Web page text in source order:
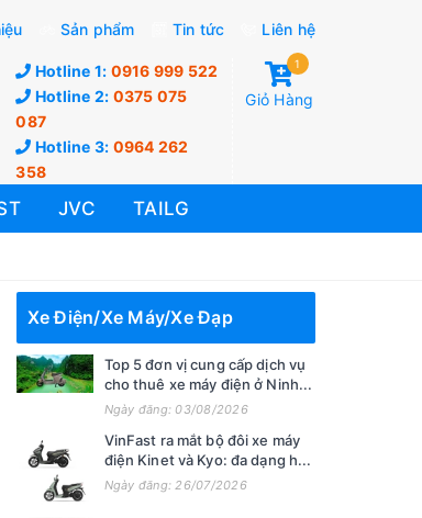
Sản phẩm Tin tức Liên hệ
Hotline 1: 0916 999 522
Hotline 2: 0375 075
087
Hotline 3: 0964 262
358
1
Giỏ Hàng
JVC TAILG
Xe Điện/Xe Máy/Xe Đạp
Top 5 đơn vị cung cấp dịch vụ
cho thuê xe máy điện ở Ninh...
Ngày đăng: 03/08/2026
VinFast ra mắt bộ đôi xe máy
điện Kinet và Kyo: đa dạng h...
Ngày đăng: 26/07/2026